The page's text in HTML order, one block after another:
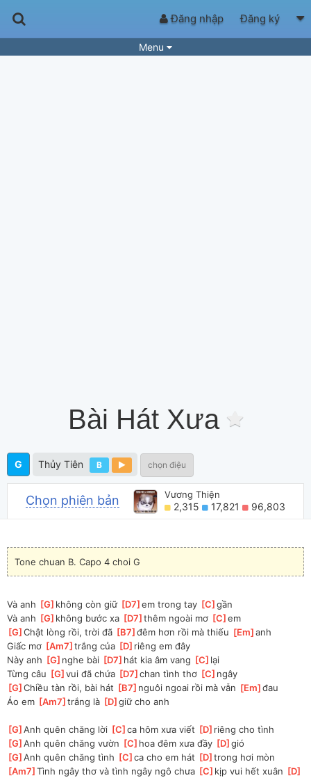
Đăng nhập Đăng ký
Menu
Bài Hát Xưa
G Thủy Tiên B chọn điệu
Chọn phiên bản Vương Thiện
2,315 17,821 96,803
Tone chuan B. Capo 4 choi G
Và anh [G ]không còn giữ [D7 ]
em trong tay [C ]
gần
Và anh [G ]không bước xa [D7 ]thêm ngoài mơ [C ]
em
[G ]
Chật lòng rồi, trời đã [B7 ]
đêm hơn rồi mà thiếu [Em ]
anh
Giấc mơ [Am7 ]trắng của [D ]riêng em đây
Này anh [G ]nghe bài [D7 ]hát kia âm vang [C ]lại
Từng câu [G ]
vui đã chứa [D7 ]
chan tình thơ [C ]ngây
[G ]
Chiều tàn rồi, bài hát [B7 ]nguôi ngoai rồi mà vẫn [Em ]
đau
Áo em [Am7 ]trắng là [D ]
giữ cho anh
[G ]
Anh quên chăng lời [C ]
ca hôm xưa viết [D ]riêng cho tình
[G ]
Anh quên chăng vườn [C ]hoa đêm xưa đầy [D ]
gió
[G ]
Anh quên chăng tình [C ]
ca cho em hát [D ]trong hơi mòn
[Am7 ]
Tình ngây thơ và tình ngây ngô chưa [C ]kịp vui hết xuân [D